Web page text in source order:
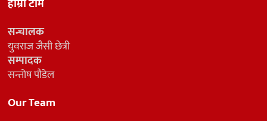
हाम्रो टीम
सन्चालक
युवराज जैसी छेत्री
सम्पादक
सन्तोष पौडेल
Our Team